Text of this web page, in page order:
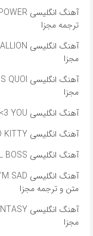
ترجمه مجزا
مجزا
مجزا
آهنگ انگلیسی I <3 YOU از MARINA به همراه متن و ترجمه مجزا
آهنگ انگلیسی HELLO KITTY از MARINA به همراه متن و ترجمه مجزا
آهنگ انگلیسی FINAL BOSS از MARINA به همراه متن و ترجمه مجزا
متن و ترجمه مجزا
مجزا